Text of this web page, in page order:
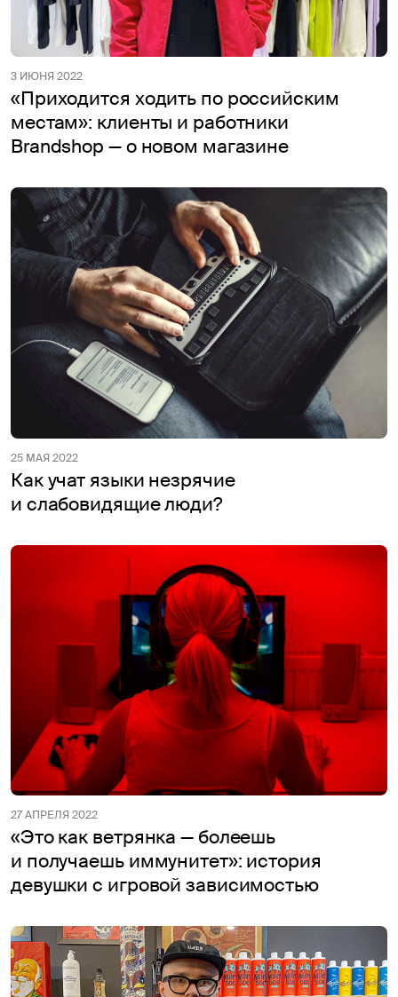
3 ИЮНЯ 2022
«Приходится ходить по российским
местам»: клиенты и работники
Brandshop — о новом магазине
25 МАЯ 2022
Как учат языки незрячие
и слабовидящие люди?
27 АПРЕЛЯ 2022
«Это как ветрянка — болеешь
и получаешь иммунитет»: история
девушки с игровой зависимостью